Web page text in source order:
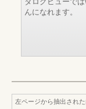
んになれます。
左ページから抽出され